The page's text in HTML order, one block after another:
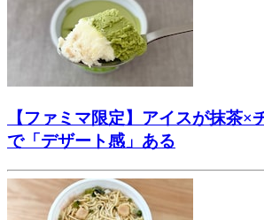
【ファミマ限定】アイスが抹茶×
で「デザート感」ある